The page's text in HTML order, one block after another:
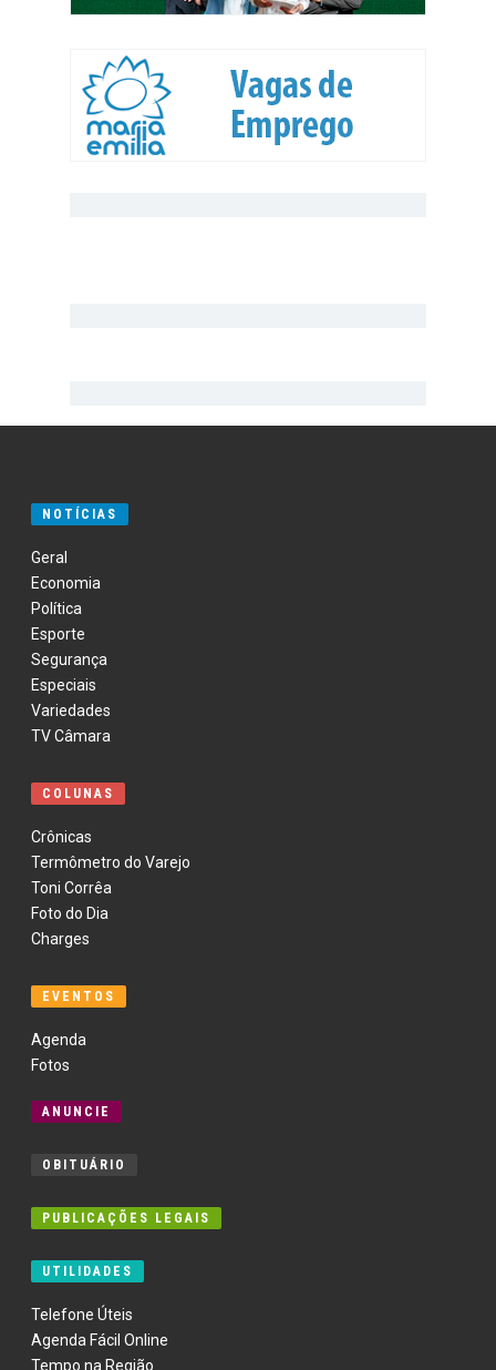
NOTÍCIAS
Geral
Economia
Política
Esporte
Segurança
Especiais
Variedades
TV Câmara
COLUNAS
Crônicas
Termômetro do Varejo
Toni Corrêa
Foto do Dia
Charges
EVENTOS
Agenda
Fotos
ANUNCIE
OBITUÁRIO
PUBLICAÇÕES LEGAIS
UTILIDADES
Telefone Úteis
Agenda Fácil Online
Tempo na Região